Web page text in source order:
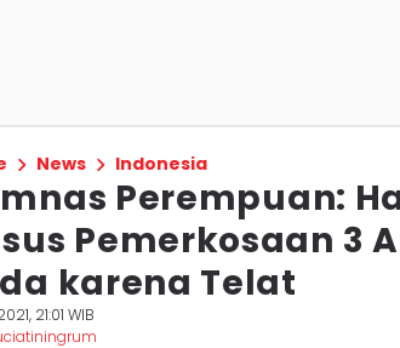
News Indonesia
Perempuan:
Pemerkosaan 3
karena Telat
21:01 WIB